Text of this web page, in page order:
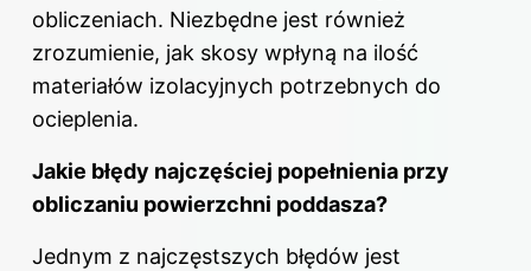
obliczeniach. Niezbędne jest również
zrozumienie, jak skosy wpłyną na ilość
materiałów izolacyjnych potrzebnych do
ocieplenia.
Jakie błędy najczęściej popełnienia przy
obliczaniu powierzchni poddasza?
Jednym z najczęstszych błędów jest